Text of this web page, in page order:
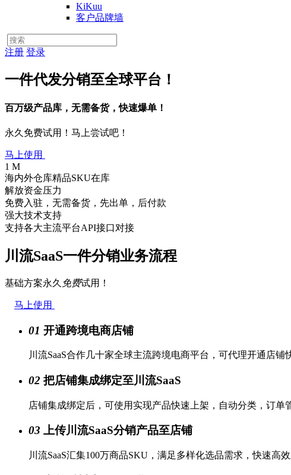
KiKuu
客户品牌墙
注册 登录
一件代发分销至全球平台！
百万级产品库，无需备货，快速爆单！
永久免费试用！马上尝试吧！
马上使用
1 M
海内外仓库精品SKU在库
解放资金压力
免费入驻，无需备货，先出单，后付款
强大技术支持
支持各大主流平台API接口对接
川流SaaS一件分销业务流程
基础方案永久 免费试用！
马上使用
01 开通跨境电商店铺
川流SaaS合作几十家全球主流跨境电商平台，可代理开通店铺
02 把店铺集成绑定至川流SaaS
店铺集成绑定后，可使用实现产品快速上架，自动分类，订单
03 上传川流SaaS分销产品至店铺
川流SaaS汇集100万商品SKU，满足多样化选品需求，快速高